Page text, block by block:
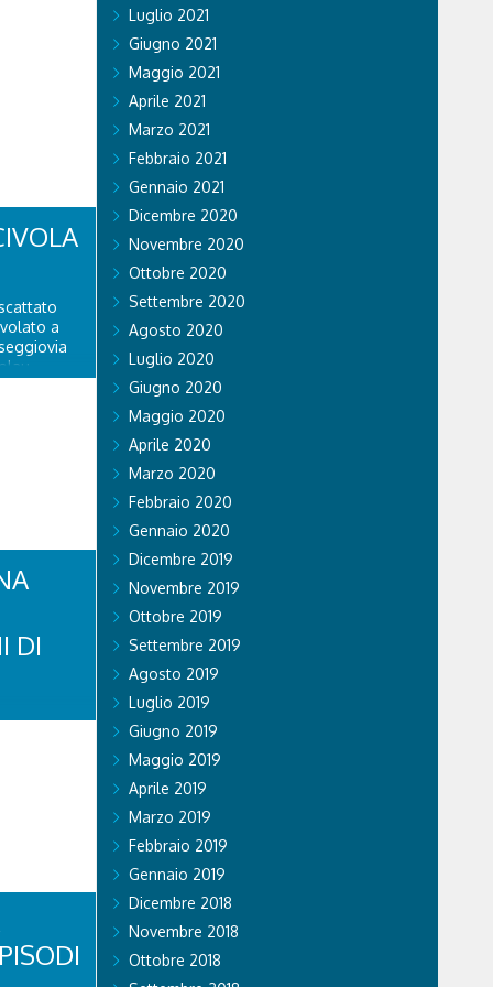
a
Falco 2
DI
sul
recano
Luglio 2021
Giugno 2021
Maggio 2021
Aprile 2021
Marzo 2021
Febbraio 2021
Gennaio 2021
Dicembre 2020
Novembre 2020
Ottobre 2020
Settembre 2020
Agosto 2020
Luglio 2020
Giugno 2020
Maggio 2020
Aprile 2020
Marzo 2020
Febbraio 2020
Gennaio 2020
Dicembre 2019
Novembre 2019
Ottobre 2019
Settembre 2019
Agosto 2019
Luglio 2019
Giugno 2019
Maggio 2019
Aprile 2019
Marzo 2019
Febbraio 2019
Gennaio 2019
Dicembre 2018
Novembre 2018
Ottobre 2018